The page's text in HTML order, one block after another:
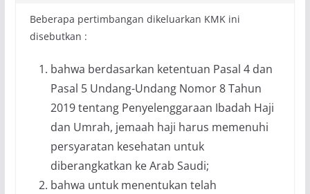
Beberapa pertimbangan dikeluarkan KMK ini
disebutkan :
bahwa berdasarkan ketentuan Pasal 4 dan
Pasal 5 Undang-Undang Nomor 8 Tahun
2019 tentang Penyelenggaraan Ibadah Haji
dan Umrah, jemaah haji harus memenuhi
persyaratan kesehatan untuk
diberangkatkan ke Arab Saudi;
bahwa untuk menentukan telah